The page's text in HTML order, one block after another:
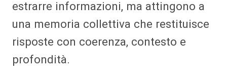
estrarre informazioni, ma attingono a
una memoria collettiva che restituisce
risposte con coerenza, contesto e
profondità.